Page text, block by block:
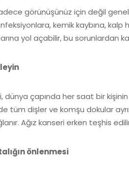
görünüşünüz için değil
kemik kaybına, kalp
yol açabilir, bu sorunlardan
dünya çapında her saat bir
tüm dişler ve komşu dokular
Ağız kanseri erken teşhis
önlenmesi